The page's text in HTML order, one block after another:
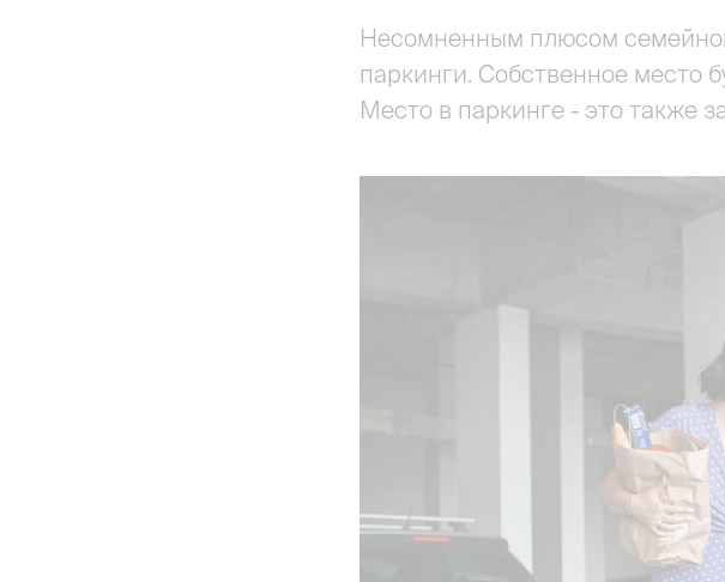
Несомненным плюсом
паркинги. Собственное место
Место в паркинге - это также